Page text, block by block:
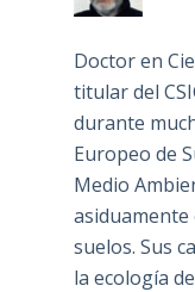
Doctor en
titular del
durante
Europeo de
Medio
asiduamente
suelos. Sus
la ecología